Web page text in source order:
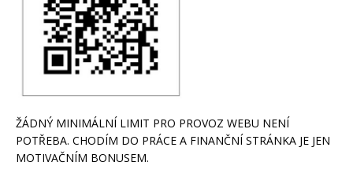
ŽÁDNÝ MINIMÁLNÍ LIMIT PRO PROVOZ WEBU NENÍ
POTŘEBA. CHODÍM DO PRÁCE A FINANČNÍ STRÁNKA JE JEN
MOTIVAČNÍM BONUSEM.